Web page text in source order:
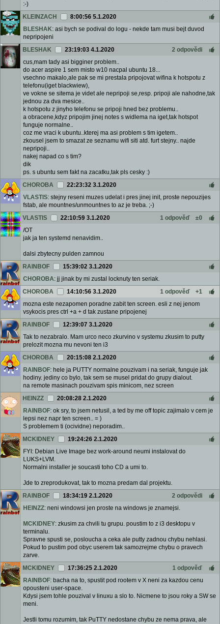
:-)
KLEINZACH
8:00:56 5.1.2020
BLESHAK: asi bych se podival do logu - nekde tam musi bejt duvod
nepripojeni
BLESHAK
23:19:03 4.1.2020
2 odpovědi
cus,mam tady asi bigginer problem..
do acer aspire 1 sem misto w10 nacpal ubuntu 18...
vsechno makalo,ale pak se mi prestala pripojovat wifina k hotspotu z
telefonu(iget blackwiew),
ve vokne se sitema je videt ale nepripoji se,resp. pripoji ale nahodne,tak
jednou za dva mesice..
k hotspotu z jinyho telefonu se pripoji hned bez problemu..
a obracene,kdyz pripojim jinej notes s widlema na iget,tak hotspot
funguje normalne..
coz me vraci k ubuntu..kterej ma asi problem s tim igetem..
zkousel jsem to smazat ze seznamu wifi siti atd. furt stejny.. najde
nepripoji..
nakej napad co s tim?
dik
ps. s ubuntu sem fakt na zacatku,tak pls cesky :)
CHOROBA
22:23:32 3.1.2020
VLASTIS: stejny reseni muzes udelat i pres jinej init, proste nepouzijes
fstab, ale mountnes/unmountnes to az je treba. ;-)
VLASTIS
22:10:59 3.1.2020 1 odpověď
±0
/OT
jak ja ten systemd nenavidim..
dalsi zbytecny pulden zamnou
RAINBOF
15:39:02 3.1.2020
CHOROBA: jj jinak by mi zustal locknuty ten seriak.
CHOROBA
14:10:56 3.1.2020 1 odpověď
+1
mozna este nezapomen poradne zabit ten screen. esli z nej jenom
vsykocis pres ctrl +a + d tak zustane pripojenej
RAINBOF
12:39:07 3.1.2020
Tak to nezabralo. Mam urco neco zkurvino v systemu zkusim to putty
prelozit mozna mu nevoni ten i3
CHOROBA
20:15:08 2.1.2020
RAINBOF: hele ja PUTTY normalne pouzivam i na seriak, funguje jak
hodiny. jediny co bylo, tak sem se musel pridat do grupy dialout.
na remote masinach pouzivam spis minicom, nez screen
HEINZZ
20:08:28 2.1.2020
RAINBOF: ok sry, to jsem netusil, a ted by me off topic zajimalo v cem je
lepsi nez napr ten screen.. = )
S problemem ti (ocividne) neporadim..
MCKIDNEY
19:24:26 2.1.2020
FYI: Debian Live Image bez work-around neumi instalovat do
LUKS+LVM.
Normalni installer je soucasti toho CD a umi to.
Jde to zreprodukovat, tak to mozna predam dal projektu.
RAINBOF
18:34:19 2.1.2020
2 odpovědi
HEINZZ: neni windowsi jen proste na windows je znamejsi.
MCKIDNEY: zkusim za chvili tu grupu. poustim to z i3 desktopu v
terminalu.
Spravne spusti se, posloucha a ceka ale putty zadnou chybu nehlasi.
Pokud to pustim pod obyc userem tak samozrejme chybu o pravech
zarve.
MCKIDNEY
17:36:25 2.1.2020
1 odpověď
RAINBOF: bacha na to, spustit pod rootem v X neni za kazdou cenu
opousteni user-space.
Kdysi jsem tohle pouzival v linuxu a slo to. Nicmene to jsou roky a SW se
meni.
Jestli tomu rozumim, tak PuTTY nedostane chybu ze nema prava, ale